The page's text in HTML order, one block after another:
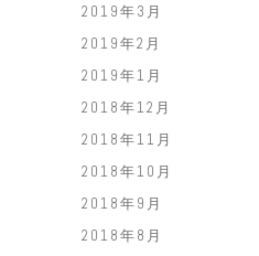
2019年3月
2019年2月
2019年1月
2018年12月
2018年11月
2018年10月
2018年9月
2018年8月